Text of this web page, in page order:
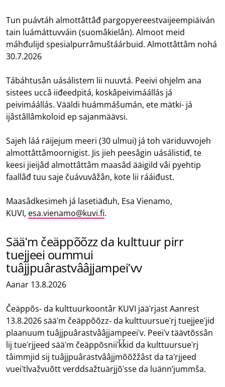
Tun puávtáh almottâttâđ pargopyereestvaijeempiäiván
tain luámáttuvváin (suomâkielân). Almoot meid
máhđulijd spesialpurrâmuštáárbuid. Almottâttâm nohá
30.7.2026
Tábáhtusân uásálistem lii nuuvtá. Peeivi ohjelm ana
sistees uccâ iiđeedpitá, koskâpeivimáállás já
peivimáállás. Vääldi huámmášumán, ete mätki- já
ijâstâllâmkoloid ep sajanmäävsi.
Sajeh láá räijejum meeri (30 ulmui) já toh väriduvvojeh
almottâttâmoornigist. Jis jieh peesâgin uásálistiđ, te
keesi jieijâd almottâttâm maasâd ääigild vâi pyehtip
faallâđ tuu saje čuávuvâžân, kote lii rááiđust.
Maasâdkesimeh já lasetiäđuh, Esa Vienamo,
KUVI, esa.vienamo@kuvi.fi.
Sääʹm čeäppõõzz da kulttuur pirr
tuejjeei oummui
tuâjjpuârastvââjjampeiʹvv
Aanar 13.8.2026
Čeäppõs- da kulttuurkoontâr KUVI jääʹrjast Aanrest
13.8.2026 sääʹm čeäppõõzz- da kulttuursueʹrj tuejjeeʹjid
plaanuum tuâjjpuârastvââjjampeeiʹv. Peeiʹv täävtõssân
lij tueʹrjjeed sääʹm čeäppõsniiʹǩǩid da kulttuursueʹrj
tåimmjid sij tuâjjpuârastvââjjmõõžžâst da taʹrjjeed
vueiʹtlvažvuõtt verddsažtuärjjõʹsse da luännʼjummša.